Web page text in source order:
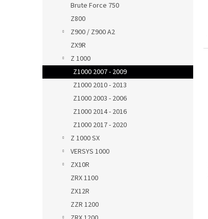
Brute Force 750
Z800
Z900 / Z900 A2
ZX9R
Z 1000
Z1000 2007 - 2009
Z1000 2010 - 2013
Z1000 2003 - 2006
Z1000 2014 - 2016
Z1000 2017 - 2020
Z 1000 SX
VERSYS 1000
ZX10R
ZRX 1100
ZX12R
ZZR 1200